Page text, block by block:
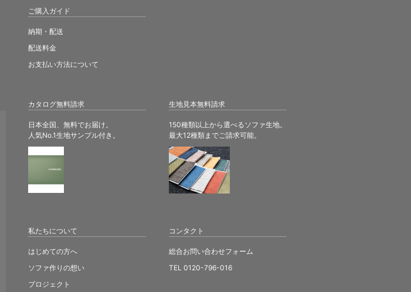
カタログ無料請求
日本全国、無料でお届け。
人気No.1生地サンプル付き。
生地見本無料請求
150種類以上から選べるソファ生地。
最大12種類までご請求可能。
ご購入ガイド
納期・配送
配送料金
お支払い方法について
私たちについて
はじめての方へ
ソファ作りの想い
プロジェクト
コンタクト
総合お問い合わせフォーム
TEL 0120-796-016